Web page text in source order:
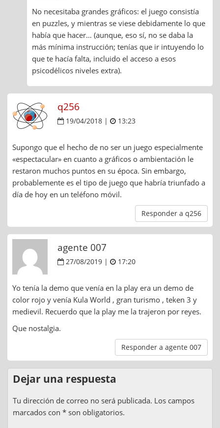
No necesitaba grandes gráficos: el juego consistía
en puzzles, y mientras se viese debidamente lo que
había que hacer… (aunque, eso sí, no se daba la
más mínima instrucción; tenías que ir intuyendo lo
que te hacía falta, incluido el acceso a esos
psicodélicos niveles extra).
q256
19/04/2018 | 13:23
Supongo que el hecho de no ser un juego especialmente
«espectacular» en cuanto a gráficos o ambientación le
restaron muchos puntos en su época. Sin embargo,
probablemente es el tipo de juego que habría triunfado a
día de hoy en un teléfono móvil.
Responder a q256
agente 007
27/08/2019 | 17:20
Yo tenía la demo que venía en la play era un demo de
color rojo y venía Kula World , gran turismo , teken 3 y
medievil. Recuerdo que la play me la trajeron por reyes.
Que nostalgia.
Responder a agente 007
Dejar una respuesta
Tu dirección de correo no será publicada. Los campos
marcados con * son obligatorios.